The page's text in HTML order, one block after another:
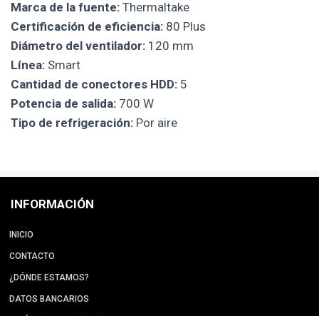
Marca de la fuente: Thermaltake
Certificación de eficiencia: 80 Plus
Diámetro del ventilador: 120 mm
Línea: Smart
Cantidad de conectores HDD: 5
Potencia de salida: 700 W
Tipo de refrigeración: Por aire
INFORMACIÓN
INICIO
CONTACTO
¿DÓNDE ESTAMOS?
DATOS BANCARIOS